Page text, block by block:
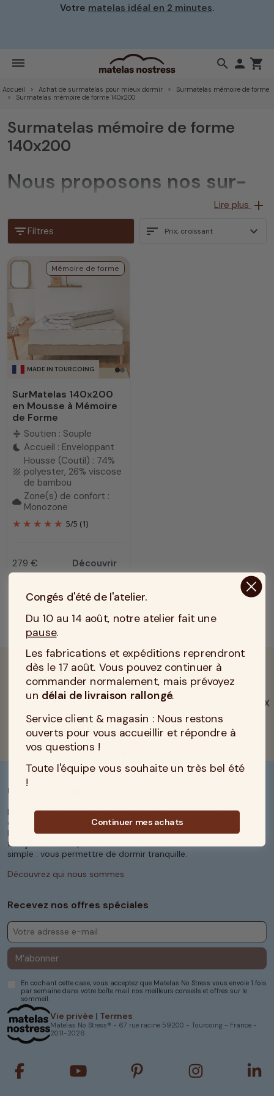
Votre matelas idéal en 2 minutes.
search  shopping_cart
Accueil Achat de surmatelas pour mieux dormir
Surmatelas mémoire de forme
Surmatelas mémoire de forme 140x200
Surmatelas mémoire de forme
140x200
Nous proposons nos sur-
mémoire de forme finition
en housse bambou
confectionnés entièrement
par nos soins, qui vous
apporteront toute
satisfaction.
Lire plus add
filter_list Filtres sort Prix, croissant expand_more
MADE IN TOURCOING
Mémoire de forme
SurMatelas 140x200
en Mousse à Mémoire
de Forme
compress Soutien : Souple
bedtime Accueil : Enveloppant
texture
Housse (Coutil) : 74%
polyester, 26% viscose
de bambou
cloud Zone(s) de confort :
Monozone
5/5 (1)
Prix
279 € Découvrir
Affichage 1-1 de 1 article(s)
FABRICANT FRANÇAIS
En savoir plus
+12 000 CLIENTS HEUREUX
En savoir plus
Vie privée | Termes
Matelas No Stress® - 67 rue racine 59200 - Tourcoing - France -
2011-2026
Une histoire de famille.
Depuis 4 générations, nous fabriquons des matelas aussi
durables qu’agréables dans notre atelier familial du nord de la
France. Nos matières sont naturelles, notre savoir-faire est
français et notre priorité est votre sommeil. Notre mission est
simple : vous permettre de dormir tranquille.
Découvrez qui nous sommes
Recevez nos offres spéciales
M’abonner
En cochant cette case, vous acceptez que Matelas No Stress vous envoie 1 fois
par semaine dans votre boîte mail nos meilleurs conseils et offres sur le
sommeil.
Congés d'été de l'atelier.
Du 10 au 14 août, notre atelier fait une
pause.
Les fabrications et expéditions reprendront
dès le 17 août. Vous pouvez continuer à
commander normalement, mais prévoyez
un délai de livraison rallongé.
Service client & magasin : Nous restons
ouverts pour vous accueillir et répondre à
vos questions !
Toute l'équipe vous souhaite un très bel été
!
Continuer mes achats